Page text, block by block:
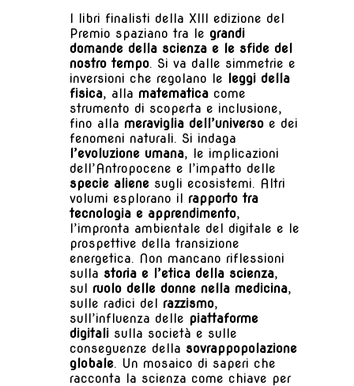
I libri finalisti della XIII edizione del
Premio spaziano tra le grandi
domande della scienza e le sfide del
nostro tempo. Si va dalle simmetrie e
inversioni che regolano le leggi della
fisica, alla matematica come
strumento di scoperta e inclusione,
fino alla meraviglia dell’universo e dei
fenomeni naturali. Si indaga
l’evoluzione umana, le implicazioni
dell’Antropocene e l’impatto delle
specie aliene sugli ecosistemi. Altri
volumi esplorano il rapporto tra
tecnologia e apprendimento,
l’impronta ambientale del digitale e le
prospettive della transizione
energetica. Non mancano riflessioni
sulla storia e l’etica della scienza,
sul ruolo delle donne nella medicina,
sulle radici del razzismo,
sull’influenza delle piattaforme
digitali sulla società e sulle
conseguenze della sovrappopolazione
globale. Un mosaico di saperi che
racconta la scienza come chiave per